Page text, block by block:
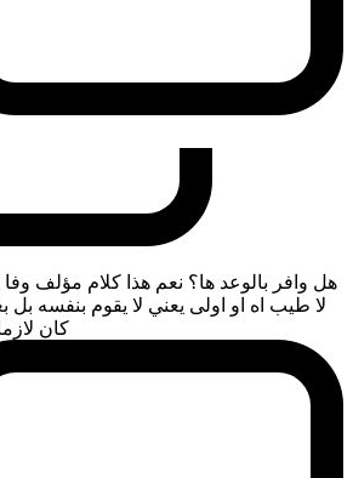
هل وافر بالوعد ها؟ نعم هذا كلام مؤلف
لا طيب اه او اولى يعني لا يقوم بنفسه
كان